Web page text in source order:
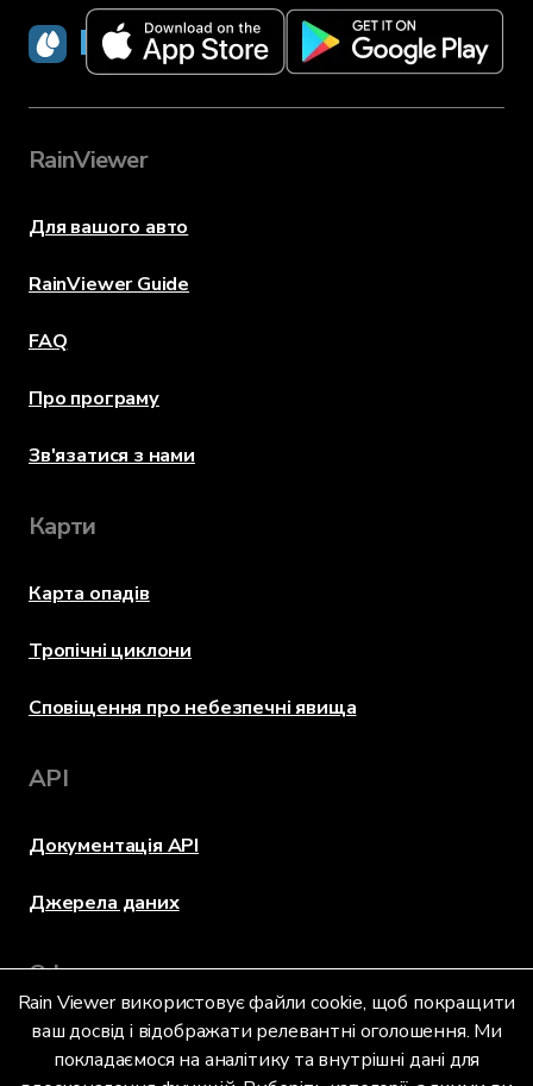
Rain Viewer використовує файли cookie, щоб покращити
ваш досвід і відображати релевантні оголошення. Ми
покладаємося на аналітику та внутрішні дані для
RainViewer
RainViewer
Для вашого авто
RainViewer Guide
FAQ
Про програму
Зв'язатися з нами
Карти
Карта опадів
Тропічні циклони
Сповіщення про небезпечні явища
API
Документація API
Джерела даних
Оформлення
Мова